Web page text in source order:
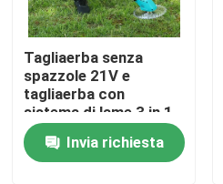
Casa.
Prodotti
Tagliaerba senza
spazzole 21V e
tagliaerba con
sistema di lame 3 in 1
Invia richiesta